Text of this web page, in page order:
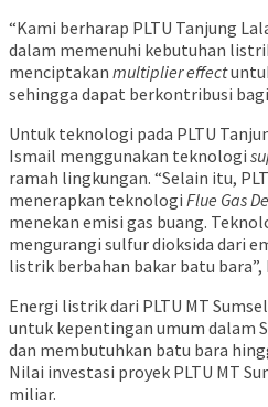
“Kami berharap PLTU Tanjung
dalam memenuhi kebutuhan
menciptakan multiplier effect
sehingga dapat berkontribusi
Untuk teknologi pada PLTU
Ismail menggunakan teknologi
ramah lingkungan. “Selain itu,
menerapkan teknologi Flue Gas
menekan emisi gas buang.
mengurangi sulfur dioksida dari
listrik berbahan bakar batu bara”,
Energi listrik dari PLTU MT
untuk kepentingan umum dalam
dan membutuhkan batu bara
Nilai investasi proyek PLTU MT
miliar.